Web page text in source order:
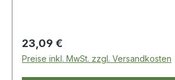
Regulärer Preis:
23,09 €
Preise inkl. MwSt. zzgl. Versandkosten